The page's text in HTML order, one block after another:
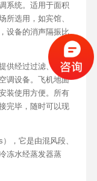
系统。适用于面积
所选用，如宾馆、
设备的消声隔振比
供经过过滤、加
调设备。飞机地面
装使用方便。所有
完毕，随时可以现
，它是由混风段、
冻水经蒸发器蒸